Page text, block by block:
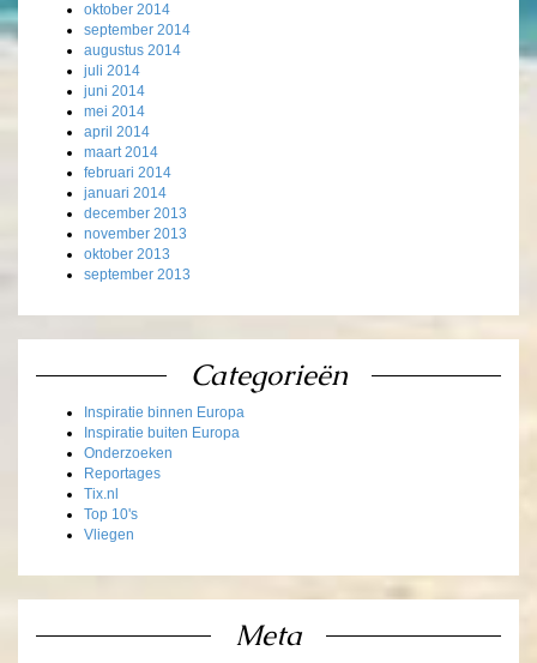
oktober 2014
september 2014
augustus 2014
juli 2014
juni 2014
mei 2014
april 2014
maart 2014
februari 2014
januari 2014
december 2013
november 2013
oktober 2013
september 2013
Categorieën
Inspiratie binnen Europa
Inspiratie buiten Europa
Onderzoeken
Reportages
Tix.nl
Top 10's
Vliegen
Meta